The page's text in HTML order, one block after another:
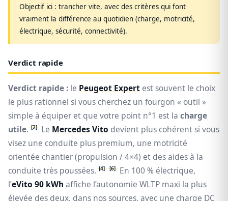
Objectif ici : trancher vite, avec des critères qui font
vraiment la différence au quotidien (charge, motricité,
électrique, sécurité, connectivité).
Verdict rapide
Verdict rapide : le Peugeot Expert est souvent le choix
le plus rationnel si vous cherchez un fourgon « outil »
simple à équiper et que votre point n°1 est la charge
utile. [2] Le Mercedes Vito devient plus cohérent si vous
visez une conduite plus premium, une motricité
orientée chantier (propulsion / 4×4) et des aides à la
conduite très poussées. [4] [6]
En 100 % électrique,
l’eVito 90 kWh affiche l’autonomie WLTP maxi la plus
élevée des deux, dans nos sources, avec une charge DC